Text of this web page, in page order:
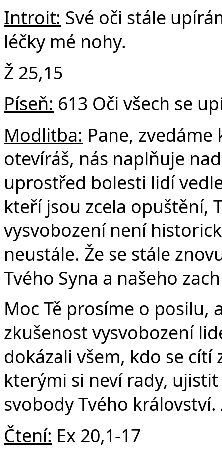
Introit: Své oči stále
léčky mé nohy.
Ž 25,15
Píseň: 613 Oči všech se
Modlitba: Pane,
otevíráš, nás naplňuje
uprostřed bolesti lidí
kteří jsou zcela opuštění,
vysvobození není
neustále. Že se stále
Tvého Syna a našeho
Moc Tě prosíme o posilu,
zkušenost vysvobození
dokázali všem, kdo se
kterými si neví rady,
svobody Tvého království.
Čtení: Ex 20,1-17